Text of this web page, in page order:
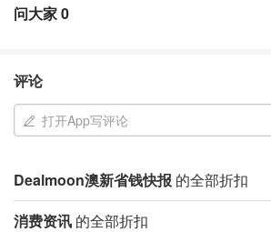
问大家0
评论
打开App写评论
Dealmoon澳新省钱快报 的全部折扣
消费资讯 的全部折扣